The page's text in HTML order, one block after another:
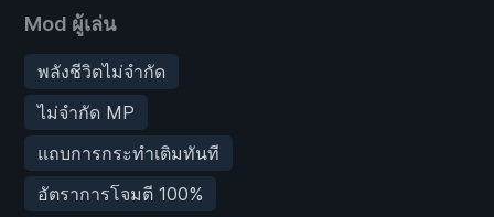
Mod ผู้เล่น
พลังชีวิตไม่จำกัด
ไม่จำกัด MP
แถบการกระทำเติมทันที
อัตราการโจมตี 100%